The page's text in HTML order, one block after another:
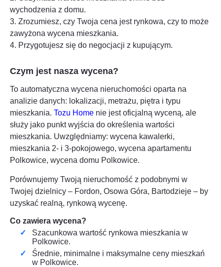
wychodzenia z domu.
3. Zrozumiesz, czy Twoja cena jest rynkowa, czy to może
zawyżona wycena mieszkania.
4. Przygotujesz się do negocjacji z kupującym.
Czym jest nasza wycena?
To automatyczna wycena nieruchomości oparta na
analizie danych: lokalizacji, metrażu, piętra i typu
mieszkania. Tozu Home nie jest oficjalną wyceną, ale
służy jako punkt wyjścia do określenia wartości
mieszkania. Uwzględniamy: wycena kawalerki,
mieszkania 2- i 3-pokojowego, wycena apartamentu
Polkowice, wycena domu Polkowice.
Porównujemy Twoją nieruchomość z podobnymi w
Twojej dzielnicy – Fordon, Osowa Góra, Bartodzieje – by
uzyskać realną, rynkową wycenę.
Co zawiera wycena?
Szacunkowa wartość rynkowa mieszkania w
Polkowice.
Średnie, minimalne i maksymalne ceny mieszkań
w Polkowice.